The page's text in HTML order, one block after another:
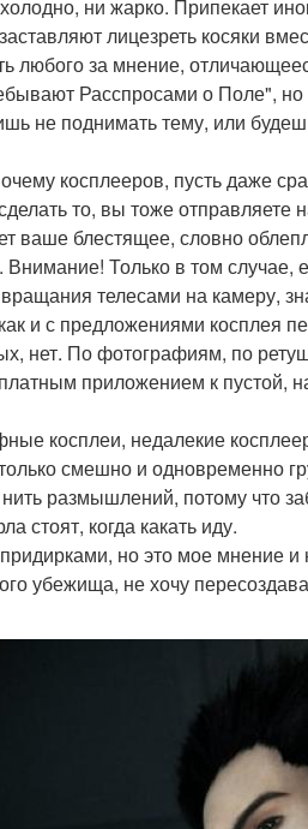
ни жарко. Припекает
лицезреть косяки
любого за мнение,
Расспросами о Поле",
не поднимать тему, или
косплееров, пусть даже
то, вы тоже
ваше блестящее, словно
Внимание! Только в том
телесами на камеру,
и с предложениями косплея
нет. По фотографиям, по
приложением к пустой,
косплеи, недалекие
смешно и одновременно
нить размышлений, потому
стоят, когда какать иду.
но это мое мнение
убежища, не хочу